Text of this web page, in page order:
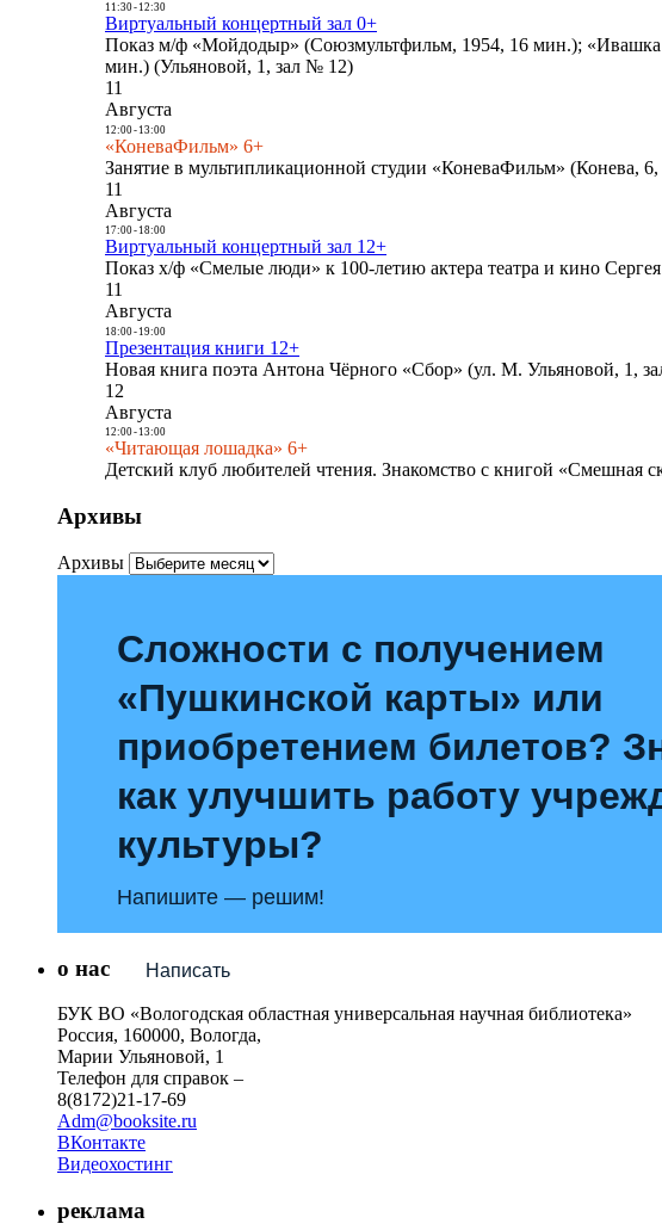
11:30- 12:30
Виртуальный концертный зал 0+
Показ м/ф «Мойдодыр» (Союзмультфильм, 1954, 16 мин.);
мин.) (Ульяновой, 1, зал № 12)
11
Августа
12:00- 13:00
«КоневаФильм» 6+
Занятие в мультипликационной студии «КоневаФильм» (Конева,
11
Августа
17:00- 18:00
Виртуальный концертный зал 12+
Показ х/ф «Смелые люди» к 100-летию актера театра и кино
11
Августа
18:00- 19:00
Презентация книги 12+
Новая книга поэта Антона Чёрного «Сбор» (ул. М. Ульяновой, 1,
12
Августа
12:00- 13:00
«Читающая лошадка» 6+
Детский клуб любителей чтения. Знакомство с книгой «Смешная
Архивы
Архивы
Сложности с получением
«Пушкинской карты» или
приобретением билетов?
как улучшить работу
культуры?
Напишите — решим!
Написать
о нас
БУК ВО «Вологодская областная универсальная научная библиотека»
Россия, 160000, Вологда,
Марии Ульяновой, 1
Телефон для справок –
8(8172)21-17-69
Adm@booksite.ru
ВКонтакте
Видеохостинг
реклама